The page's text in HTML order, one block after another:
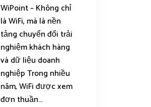
WiPoint – Không chỉ
là WiFi, mà là nền
tảng chuyển đổi trải
nghiệm khách hàng
và dữ liệu doanh
nghiệp Trong nhiều
năm, WiFi được xem
đơn thuần...